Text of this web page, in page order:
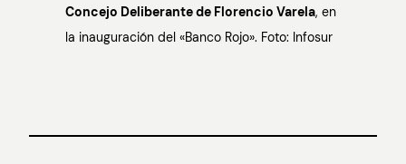
Concejo Deliberante de Florencio Varela, en
la inauguración del «Banco Rojo». Foto: Infosur